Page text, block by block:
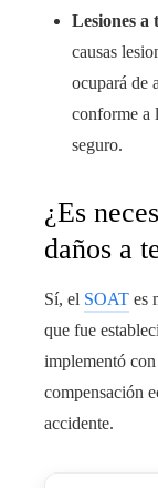
Lesiones a
causas
ocupará de
conforme a
seguro.
¿Es
daños a
Sí, el SOAT es
que fue
implementó
compensación
accidente.